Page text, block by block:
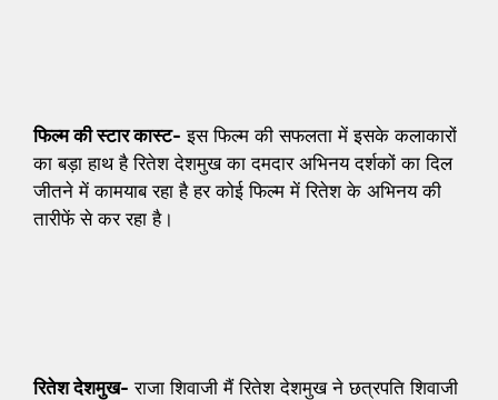
फिल्म की स्टार कास्ट- इस फिल्म की सफलता में इसके कलाकारों
का बड़ा हाथ है रितेश देशमुख का दमदार अभिनय दर्शकों का दिल
जीतने में कामयाब रहा है हर कोई फिल्म में रितेश के अभिनय की
तारीफें से कर रहा है।
रितेश देशमुख- राजा शिवाजी मैं रितेश देशमुख ने छत्रपति शिवाजी